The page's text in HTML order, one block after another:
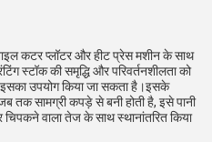
कटर प्लॉटर और हीट प्रेस मशीन के साथ
स्टॉक की समृद्धि और परिवर्तनशीलता को
इसका उपयोग किया जा सकता है।इसके
तक सामग्री कपड़े से बनी होती है, इसे पानी
चिपकने वाला तेज के साथ स्थानांतरित किया